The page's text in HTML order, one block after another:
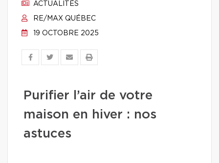
ACTUALITÉS
RE/MAX QUÉBEC
19 OCTOBRE 2025
Purifier l’air de votre
maison en hiver : nos
astuces